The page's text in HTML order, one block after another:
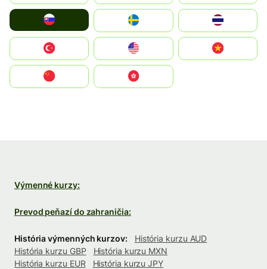
United States
中國香港特別行政區
Výmenné kurzy:
Prevod peňazí do zahraničia:
História výmenných kurzov:
História kurzu AUD
História kurzu GBP
História kurzu MXN
História kurzu EUR
História kurzu JPY